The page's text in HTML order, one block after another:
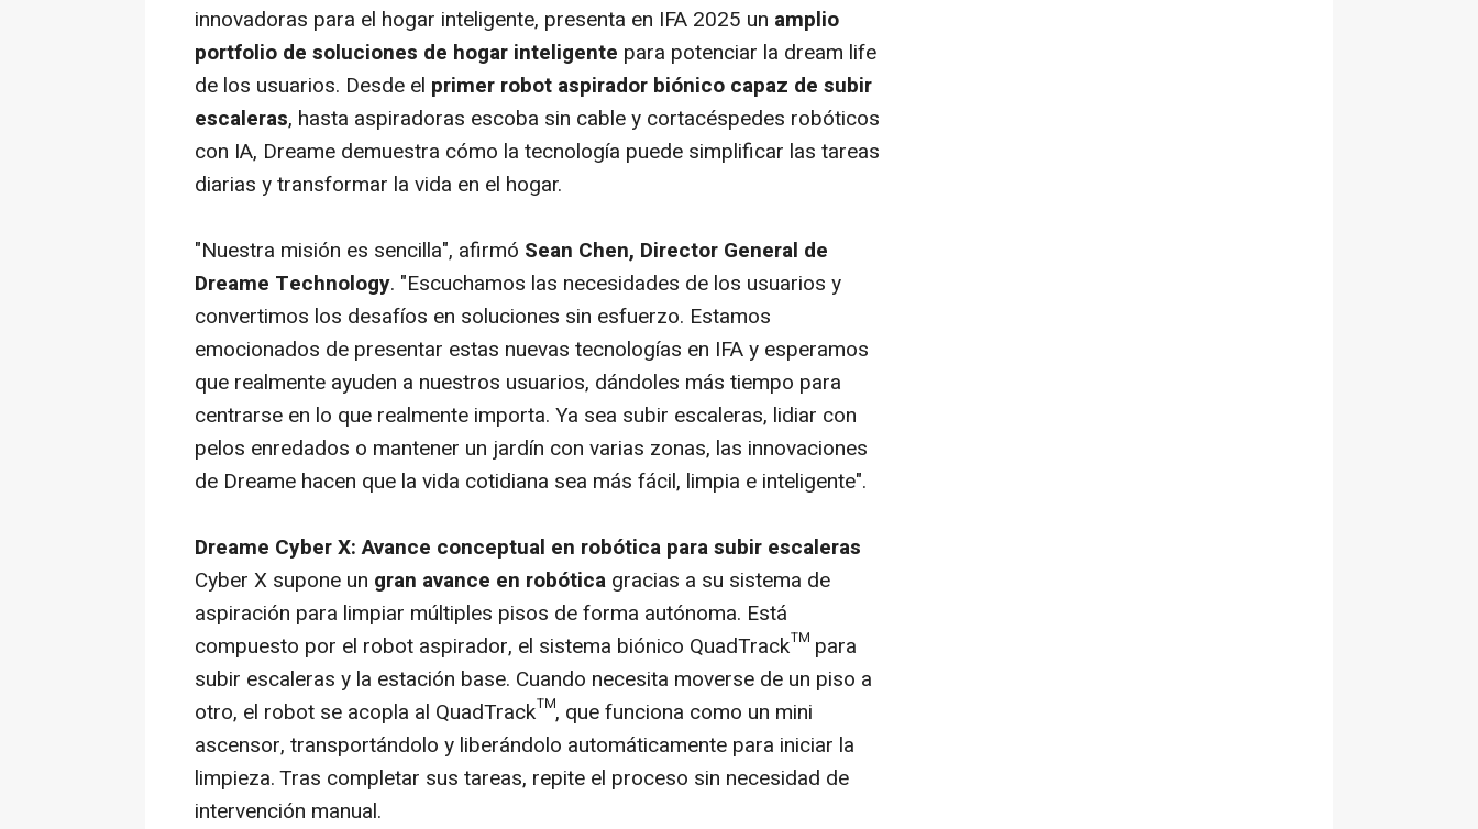
innovadoras para el hogar inteligente, presenta en IFA 2025 un amplio
portfolio de soluciones de hogar inteligente para potenciar la dream life
de los usuarios. Desde el primer robot aspirador biónico capaz de subir
escaleras, hasta aspiradoras escoba sin cable y cortacéspedes robóticos
con IA, Dreame demuestra cómo la tecnología puede simplificar las tareas
diarias y transformar la vida en el hogar.
"Nuestra misión es sencilla", afirmó Sean Chen, Director General de
Dreame Technology. "Escuchamos las necesidades de los usuarios y
convertimos los desafíos en soluciones sin esfuerzo. Estamos
emocionados de presentar estas nuevas tecnologías en IFA y esperamos
que realmente ayuden a nuestros usuarios, dándoles más tiempo para
centrarse en lo que realmente importa. Ya sea subir escaleras, lidiar con
pelos enredados o mantener un jardín con varias zonas, las innovaciones
de Dreame hacen que la vida cotidiana sea más fácil, limpia e inteligente".
Dreame Cyber X: Avance conceptual en robótica para subir escaleras
Cyber X supone un gran avance en robótica gracias a su sistema de
aspiración para limpiar múltiples pisos de forma autónoma. Está
compuesto por el robot aspirador, el sistema biónico QuadTrack™ para
subir escaleras y la estación base. Cuando necesita moverse de un piso a
otro, el robot se acopla al QuadTrack™, que funciona como un mini
ascensor, transportándolo y liberándolo automáticamente para iniciar la
limpieza. Tras completar sus tareas, repite el proceso sin necesidad de
intervención manual.